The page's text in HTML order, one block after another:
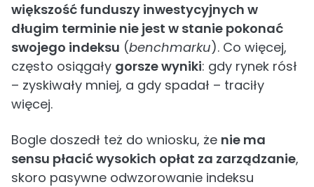
większość funduszy inwestycyjnych w
długim terminie nie jest w stanie pokonać
swojego indeksu (benchmarku). Co więcej,
często osiągały gorsze wyniki: gdy rynek rósł
– zyskiwały mniej, a gdy spadał – traciły
więcej.
Bogle doszedł też do wniosku, że nie ma
sensu płacić wysokich opłat za zarządzanie,
skoro pasywne odwzorowanie indeksu